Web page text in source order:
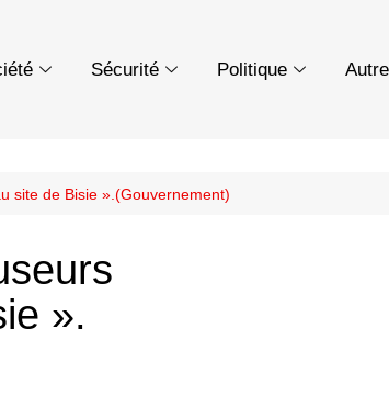
Sécurité Politique
site de Bisie ».(Gouvernement)
».